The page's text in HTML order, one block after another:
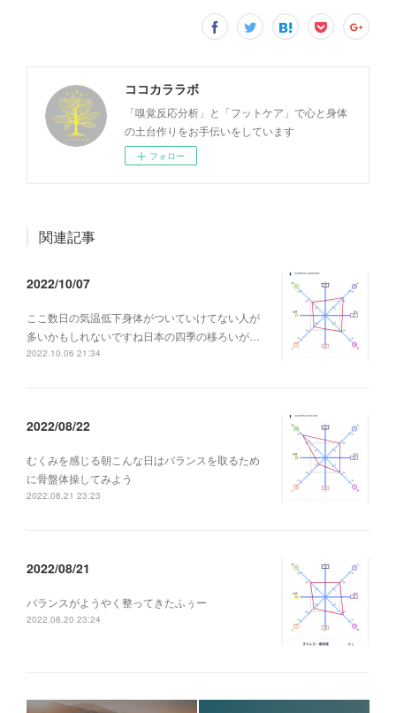
ココカララボ
「嗅覚反応分析」と「フットケア」で心と身体
の土台作りをお手伝いをしています
フォロー
関連記事
2022/10/07
ここ数日の気温低下身体がついていけてない人が
多いかもしれないですね日本の四季の移ろいが…
2022.10.06 21:34
2022/08/22
むくみを感じる朝こんな日はバランスを取るため
に骨盤体操してみよう
2022.08.21 23:23
2022/08/21
バランスがようやく整ってきたふぅー
2022.08.20 23:24